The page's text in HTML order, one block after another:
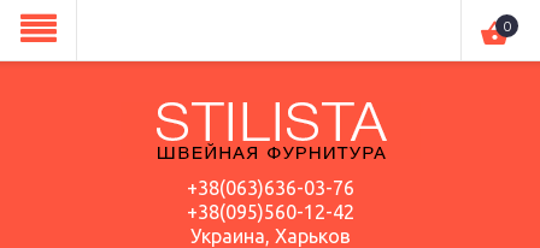
+38(063)636-03-76
+38(095)560-12-42
Украина, Харьков
0